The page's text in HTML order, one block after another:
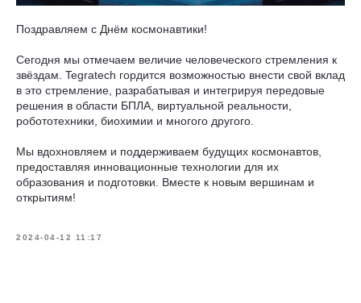
Поздравляем с Днём космонавтики!
Сегодня мы отмечаем величие человеческого стремления к
звёздам. Tegratech гордится возможностью внести свой вклад
в это стремление, разрабатывая и интегрируя передовые
решения в области БПЛА, виртуальной реальности,
робототехники, биохимии и многого другого.
Мы вдохновляем и поддерживаем будущих космонавтов,
предоставляя инновационные технологии для их
образования и подготовки. Вместе к новым вершинам и
открытиям!
2024-04-12 11:17